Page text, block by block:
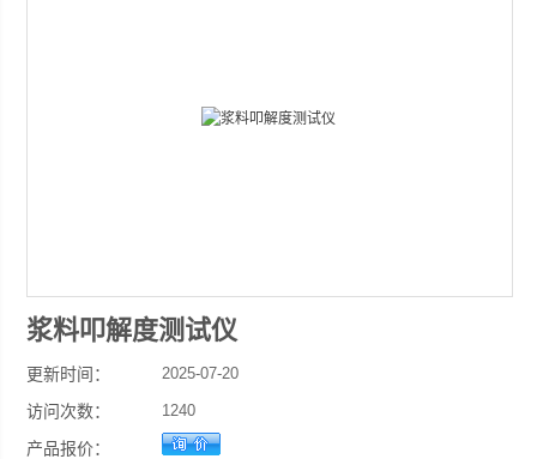
浆料叩解度测试仪
更新时间： 2025-07-20
访问次数： 1240
产品报价：